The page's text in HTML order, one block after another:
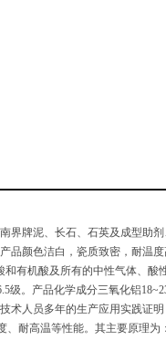
界牌泥、长石、石英及成型助
品颜色洁白，瓷质致密，耐温
有机酸及所有的中性气体、酸
级。产品化学成分三氧化铝
术人员多年的生产应用实践证
、耐高温等性能。其主要原理